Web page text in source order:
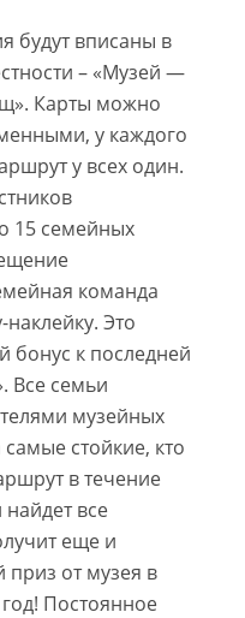
будут вписаны в
– «Музей —
Карты можно
у каждого
у всех один.
15 семейных
команда
Это
бонус к последней
Все семьи
музейных
стойкие, кто
в течение
все
еще и
от музея в
Постоянное